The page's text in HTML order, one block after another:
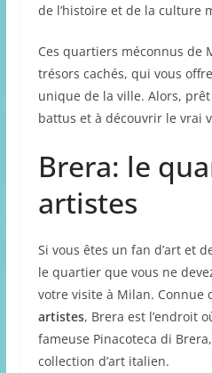
de l’histoire et de la culture
Ces quartiers méconnus de
trésors cachés, qui vous
unique de la ville. Alors,
battus et à découvrir le vrai
Brera: le
artistes
Si vous êtes un fan d’art et
le quartier que vous ne
votre visite à Milan. Connue
artistes, Brera est l’endroit
fameuse Pinacoteca di
collection d’art italien.